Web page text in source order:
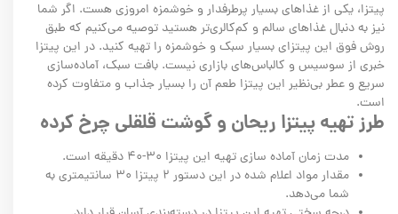
پیتزا، یکی از غذاهای بسیار پرطرفدار و خوشمزه امروزی هست. اگر شما
نیز به دنبال غذاهای سالم و کم‌کالری‌تر هستید توصیه می‌کنیم که طبق
روش فوق این پیتزای بسیار سبک و خوشمزه را تهیه کنید. در این پیتزا
خبری از سوسیس و کالباس‌های بازاری نیست. بافت سبک، آماده‌سازی
سریع و عطر بی‌نظیر این پیتزا طعم آن را بسیار جذاب و متفاوت کرده
است.
طرز تهیه پیتزا ریحان و‌ گوشت قلقلی چرخ کرده
مدت زمان آماده سازی تهیه این پیتزا ۳۰-۴۰ دقیقه است.
مقدار مواد اعلام شده در این دستور ۲ پیتزا‌ ۳۰ سانتیمتری به
شما می‌دهد.